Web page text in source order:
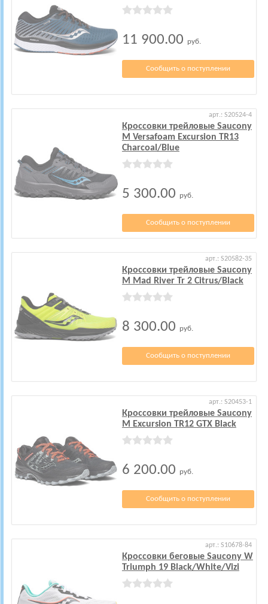
11 900.00 руб.
Сообщить о поступлении
арт.: S20524-4
Кроссовки трейловые Saucony
M Versafoam Excursion TR13
Charcoal/Blue
5 300.00 руб.
Сообщить о поступлении
арт.: S20582-35
Кроссовки трейловые Saucony
M Mad River Tr 2 Citrus/Black
8 300.00 руб.
Сообщить о поступлении
арт.: S20453-1
Кроссовки трейловые Saucony
M Excursion TR12 GTX Black
6 200.00 руб.
Сообщить о поступлении
арт.: S10678-84
Кроссовки беговые Saucony W
Triumph 19 Black/White/Vizi